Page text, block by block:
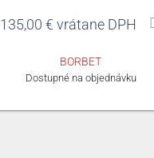
135,00 € vrátane DPH
BORBET
Dostupné na objednávku